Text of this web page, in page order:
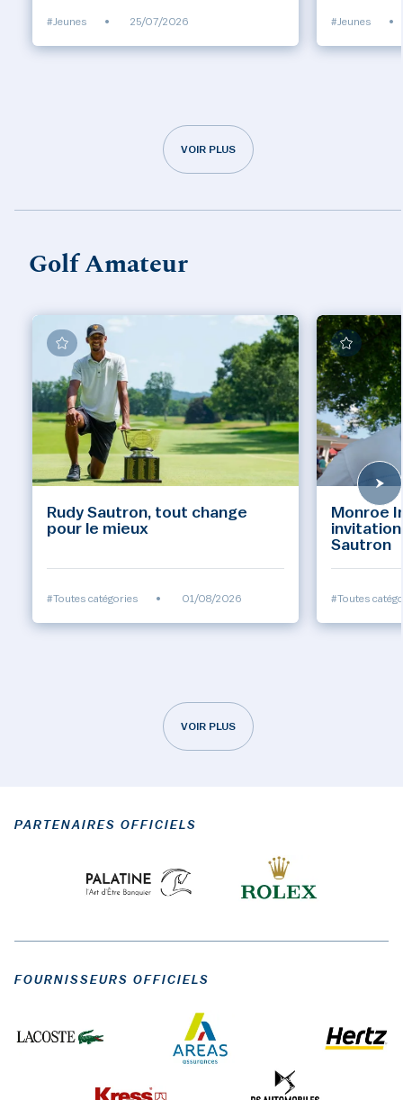
#Jeunes • 25/07/2026 #Jeunes •
VOIR PLUS
Golf Amateur
Rudy Sautron, tout change
pour le mieux
#Toutes catégories • 01/08/2026
Monroe
invitation
Sautron
#Toutes
VOIR PLUS
PARTENAIRES OFFICIELS
FOURNISSEURS OFFICIELS